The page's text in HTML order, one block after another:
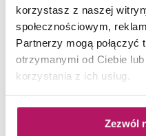
korzystasz z naszej
społecznościowym,
Partnerzy mogą
otrzymanymi od Ciebie
korzystania z ich usług.
Zezwól
Nowa Gala